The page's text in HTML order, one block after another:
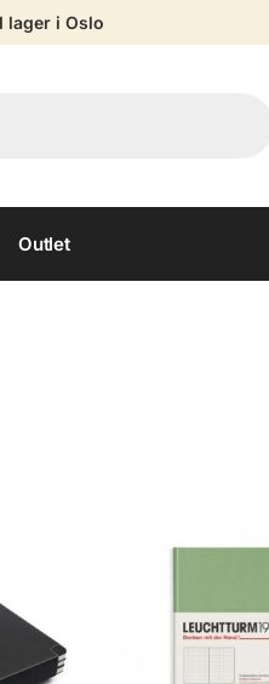
lager i Oslo
Outlet